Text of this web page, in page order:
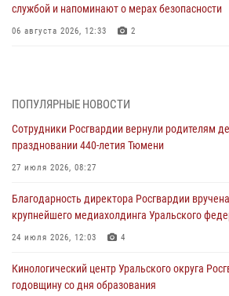
службой и напоминают о мерах безопасности
06 августа 2026, 12:33 2
06 августа 2026, 04:41 3
Росгвардейцы в Тюменской области почтили
армии Ивана Кирилловича Яковлева
05 августа 2026, 11:03
В Тюмени офицер Росгвардии в радиоэфире
мерах безопасного владения оружием
05 августа 2026, 09:56
Военнослужащие Росгвардии сбили дрон-
направлении
ПОПУЛЯРНЫЕ НОВОСТИ
Сотрудники Росгвардии вернули родителям
праздновании 440-летия Тюмени
27 июля 2026, 08:27
Благодарность директора Росгвардии
крупнейшего медиахолдинга Уральского
24 июля 2026, 12:03 4
Кинологический центр Уральского округа
годовщину со дня образования